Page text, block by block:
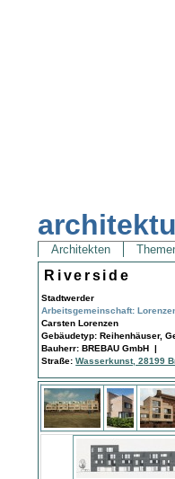
Architekten
Riverside
Stadtwerder
Arbeitsgemeinschaft:
Carsten Lorenzen
Gebäudetyp: Reihenhäuser,
Bauherr: BREBAU GmbH |
Straße:Wasserkunst, 28199